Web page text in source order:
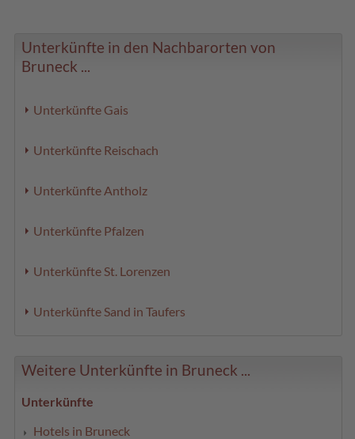
Unterkünfte in den Nachbarorten von
Bruneck ...
Unterkünfte Gais
Unterkünfte Reischach
Unterkünfte Antholz
Unterkünfte Pfalzen
Unterkünfte St. Lorenzen
Unterkünfte Sand in Taufers
Weitere Unterkünfte in Bruneck ...
Unterkünfte
Hotels in Bruneck